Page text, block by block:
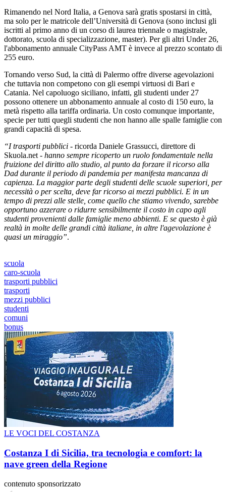
Rimanendo nel Nord Italia, a Genova sarà gratis spostarsi in città,
ma solo per le matricole dell’Università di Genova (sono inclusi gli
iscritti al primo anno di un corso di laurea triennale o magistrale,
dottorato, scuola di specializzazione, master). Per gli altri Under 26,
l'abbonamento annuale CityPass AMT è invece al prezzo scontato di
255 euro.
Tornando verso Sud, la città di Palermo offre diverse agevolazioni
che tuttavia non competono con gli esempi virtuosi di Bari e
Catania. Nel capoluogo siciliano, infatti, gli studenti under 27
possono ottenere un abbonamento annuale al costo di 150 euro, la
metà rispetto alla tariffa ordinaria. Un costo comunque importante,
specie per tutti quegli studenti che non hanno alle spalle famiglie con
grandi capacità di spesa.
“I trasporti pubblici - ricorda Daniele Grassucci, direttore di
Skuola.net - hanno sempre ricoperto un ruolo fondamentale nella
fruizione del diritto allo studio, al punto da forzare il ricorso alla
Dad durante il periodo di pandemia per manifesta mancanza di
capienza. La maggior parte degli studenti delle scuole superiori, per
necessità o per scelta, deve far ricorso ai mezzi pubblici. E in un
tempo di prezzi alle stelle, come quello che stiamo vivendo, sarebbe
opportuno azzerare o ridurre sensibilmente il costo in capo agli
studenti provenienti dalle famiglie meno abbienti. E se questo è già
realtà in molte delle grandi città italiane, in altre l'agevolazione è
quasi un miraggio”.
scuola
caro-scuola
trasporti pubblici
trasporti
mezzi pubblici
studenti
comuni
bonus
LE VOCI DEL COSTANZA
Costanza I di Sicilia, tra tecnologia e comfort: la
nave green della Regione
contenuto sponsorizzato